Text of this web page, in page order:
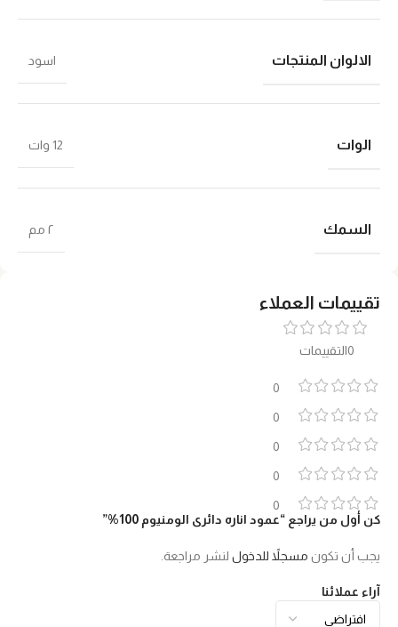
تقييمات العملاء
0التقييمات
0
0
0
0
0
آراء عملائنا
كن أول من يراجع “عمود اناره دائرى الومنيوم 100%”
يجب أن تكون مسجلاً للدخول لنشر مراجعة.
الالوان المنتجات اسود
الوات 12 وات
السمك ٢ مم